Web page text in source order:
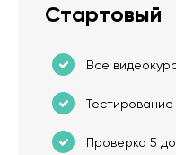
Стартовый
Все
Проверка 5